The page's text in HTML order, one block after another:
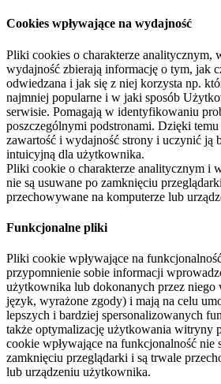
Cookies wpływające na wydajność
Pliki cookies o charakterze analitycznym,
wydajność zbierają informację o tym, jak
odwiedzana i jak się z niej korzysta np.
najmniej popularne i w jaki sposób
serwisie. Pomagają w identyfikowaniu
poszczególnymi podstronami. Dzięki
zawartość i wydajność strony i uczynić ją
intuicyjną dla użytkownika.
Pliki cookie o charakterze analitycznym i
nie są usuwane po zamknięciu
przechowywane na komputerze lub
Funkcjonalne pliki
Pliki cookie wpływające na
przypomnienie sobie informacji
użytkownika lub dokonanych przez
język, wyrażone zgody) i mają na celu
lepszych i bardziej spersonalizowanych
także optymalizację użytkowania witryny
cookie wpływające na funkcjonalność nie
zamknięciu przeglądarki i są trwale
lub urządzeniu użytkownika.